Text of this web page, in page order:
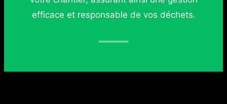
efficace et responsable de vos déchets.